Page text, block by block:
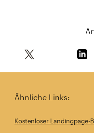
Ähnliche Links:
Kostenloser Landingpage-